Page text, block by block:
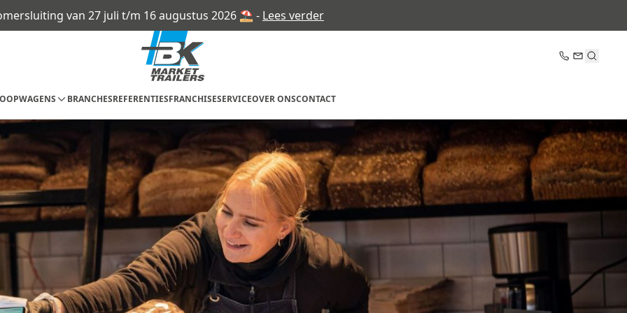
van 27 juli t/m 16 augustus 2026 ⛱ - Lees verder
BRANCHESREFERENTIESFRANCHISESERVICEOVER ONSCONTACT